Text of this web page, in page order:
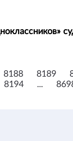
8188 8189
8194 ...